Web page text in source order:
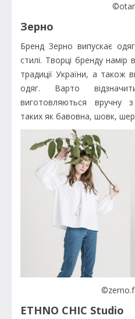
Зерно
Бренд Зерно випускає
стилі. Творці бренду намір
традиції України, а також
одяг. Варто
виготовляються вручну з
таких як бавовна, шовк,
ETHNO CHIC Studio